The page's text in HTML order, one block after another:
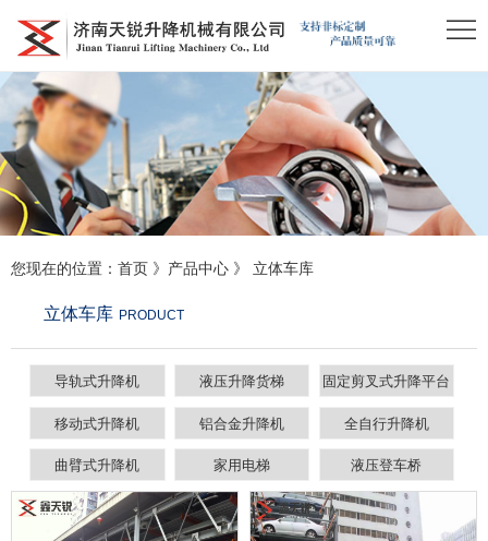
您现在的位置： 首页 》 产品中心 》 立体车库
立体车库 PRODUCT
导轨式升降机 液压升降货梯 固定剪叉式升降平台
移动式升降机 铝合金升降机 全自行升降机
曲臂式升降机 家用电梯 液压登车桥